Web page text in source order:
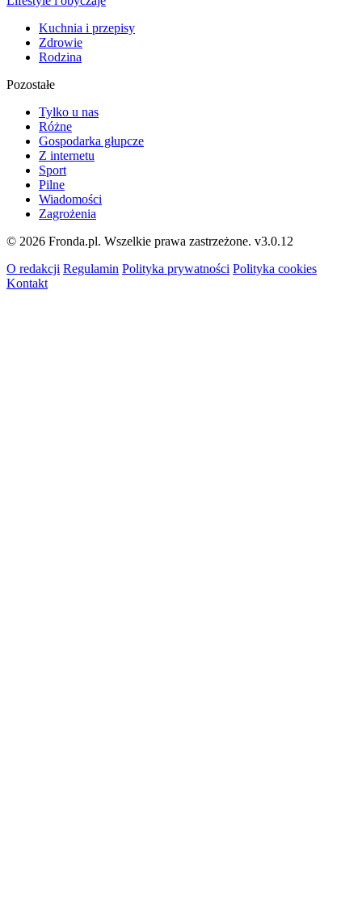
Kuchnia i przepisy
Zdrowie
Rodzina
Pozostałe
Tylko u nas
Różne
Gospodarka głupcze
Z internetu
Sport
Pilne
Wiadomości
Zagrożenia
© 2026 Fronda.pl. Wszelkie prawa zastrzeżone. v3.0.12
O redakcji Regulamin Polityka prywatności Polityka cookies
Kontakt